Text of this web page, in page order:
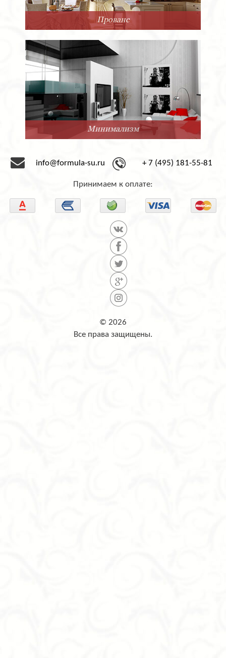
Прованс
Минимализм
info@formula-su.ru + 7 (495) 181-55-81
Принимаем к оплате:
© 2026
Все права защищены.